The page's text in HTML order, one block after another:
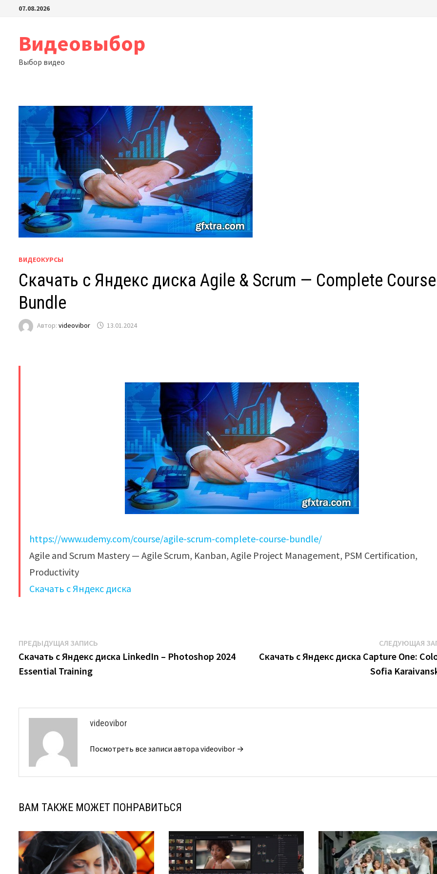
Перейти07.08.2026
Видеовыбор
Выбор видео
ВИДЕОКУРСЫ
Скачать с Яндекс диска Agile & Scrum — Complete Course
Bundle
Автор:videovibor 13.01.2024
https://www.udemy.com/course/agile-scrum-complete-course-bundle/
Agile and Scrum Mastery — Agile Scrum, Kanban, Agile Project Management, PSM Certification,
Productivity​
Скачать с Яндекс диска
Навигация
по
ПРЕДЫДУЩАЯ ЗАПИСЬ
запись:
Скачать с Яндекс диска LinkedIn – Photoshop 2024
Essential Training
СЛЕДУЮЩАЯ
Скачать с Яндекс диска Capture One:
Sofia
videovibor
Посмотреть все записи автора videovibor →
ВАМ ТАКЖЕ МОЖЕТ ПОНРАВИТЬСЯ